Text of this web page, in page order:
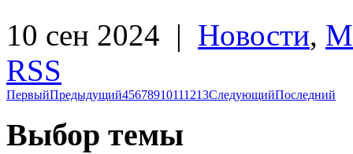
10 сен 2024 | Новости,
RSS
ПервыйПредыдущий45678910111213СледующийПоследний
Выбор темы